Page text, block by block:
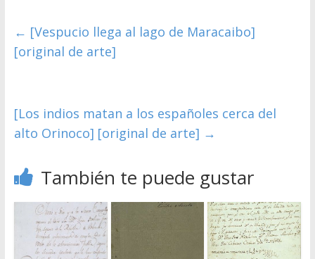
← [Vespucio llega al lago de Maracaibo]
[original de arte]
[Los indios matan a los españoles cerca del
alto Orinoco] [original de arte] →
También te puede gustar